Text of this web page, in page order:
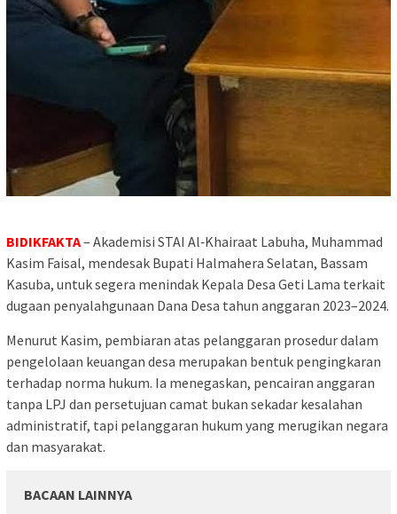
BIDIKFAKTA– Akademisi STAI Al‑Khairaat Labuha, Muhammad
Kasim Faisal, mendesak Bupati Halmahera Selatan, Bassam
Kasuba, untuk segera menindak Kepala Desa Geti Lama terkait
dugaan penyalahgunaan Dana Desa tahun anggaran 2023–2024.
Menurut Kasim, pembiaran atas pelanggaran prosedur dalam
pengelolaan keuangan desa merupakan bentuk pengingkaran
terhadap norma hukum. Ia menegaskan, pencairan anggaran
tanpa LPJ dan persetujuan camat bukan sekadar kesalahan
administratif, tapi pelanggaran hukum yang merugikan negara
dan masyarakat.
BACAAN LAINNYA